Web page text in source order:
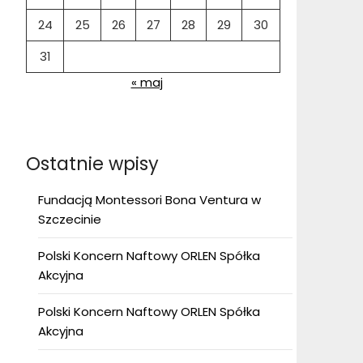
24
25 26 27 28 29
30
31
« maj
Ostatnie wpisy
Fundacją Montessori Bona Ventura w
Szczecinie
Polski Koncern Naftowy ORLEN Spółka
Akcyjna
Polski Koncern Naftowy ORLEN Spółka
Akcyjna